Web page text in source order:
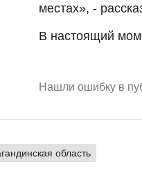
местах», -
В настоящий
Нашли ошибку в
область